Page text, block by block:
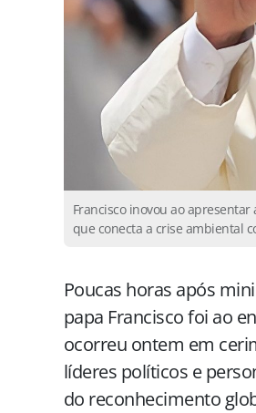
Francisco inovou ao
que conecta a crise ambiental
Poucas horas após
papa Francisco foi ao
ocorreu ontem em
líderes políticos e
do reconhecimento